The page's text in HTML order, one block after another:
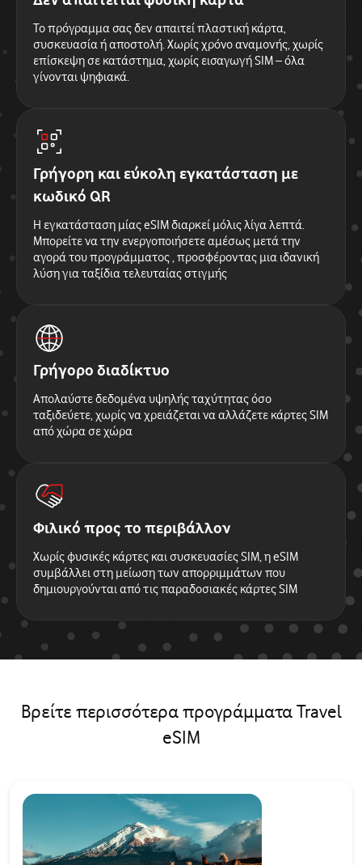
Το πρόγραμμα σας δεν απαιτεί πλαστική κάρτα,
συσκευασία ή αποστολή. Χωρίς χρόνο αναμονής, χωρίς
επίσκεψη σε κατάστημα, χωρίς εισαγωγή SIM – όλα
γίνονται ψηφιακά.
Γρήγορη και εύκολη εγκατάσταση με
κωδικό QR
Η εγκατάσταση μίας eSIM διαρκεί μόλις λίγα λεπτά.
Μπορείτε να την ενεργοποιήσετε αμέσως μετά την
αγορά του προγράμματος , προσφέροντας μια ιδανική
λύση για ταξίδια τελευταίας στιγμής
Γρήγορο διαδίκτυο
Απολαύστε δεδομένα υψηλής ταχύτητας όσο
ταξιδεύετε, χωρίς να χρειάζεται να αλλάζετε κάρτες SIM
από χώρα σε χώρα
Φιλικό προς το περιβάλλον
Χωρίς φυσικές κάρτες και συσκευασίες SIM, η eSIM
συμβάλλει στη μείωση των απορριμμάτων που
δημιουργούνται από τις παραδοσιακές κάρτες SIM
Βρείτε περισσότερα προγράμματα Travel
eSIM